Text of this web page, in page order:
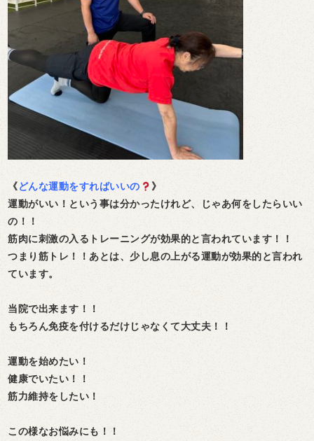
《どんな運動をすればいいの
》
運動がいい！という事は分かったけれど、じゃあ何をしたらいい
の！！
筋肉に刺激の入るトレーニングが効果的と言われています！！
つまり筋トレ！！あとは、少し息の上がる運動が効果的と言われ
ています。
当院で出来ます！！
もちろん免疫を付けるだけじゃなくて大丈夫！！
運動を始めたい！
健康でいたい！！
筋力維持をしたい！
この様なお悩みにも！！